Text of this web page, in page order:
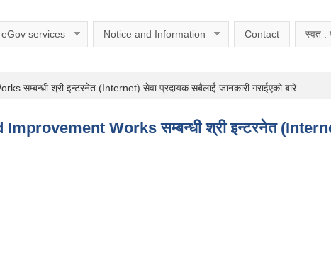
eGov services Notice and Information Contact स्वत :
श्री इन्टरनेत (Internet) सेवा प्रदायक सबैलाई जानकारी गराईएको बारे
Works सम्बन्धी श्री इन्टरनेत